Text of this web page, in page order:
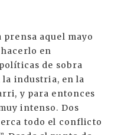
aquel mayo
en
de sobra
la industria, en la
y para entonces
intenso. Dos
todo el conflicto